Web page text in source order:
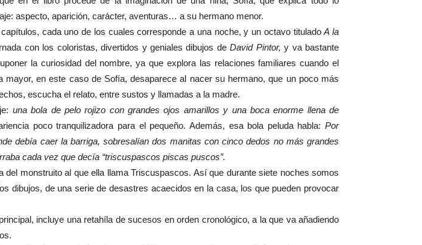
aspecto, aparición, carácter, aventuras… a su hermano menor.
cada uno de los cuales corresponde a una noche, y un octavo tituladoA la
con los coloristas, divertidos y geniales dibujos deDavid Pintor, y va bastante
la curiosidad del nombre, ya que explora las relaciones familiares cuando el
mayor, en este caso de Sofía, desaparece al nacer su hermano, que un poco más
escucha el relato, entre sustos y llamadas a la madre.
una bola de pelo rojizo con grandes ojos amarillos y una boca enorme llena de
poco tranquilizadora para el pequeño. Además, esa bola peluda habla:Por
debía caer la barriga, sobresalían dos manitas con cinco dedos no más grandes
cada vez que decía “triscuspascos piscas puscos”.
monstruito al que ella llama Triscuspascos. Así que durante siete noches somos
dibujos, de una serie de desastres acaecidos en la casa, los que pueden provocar
incluye una retahíla de sucesos en orden cronológico, a la que va añadiendo